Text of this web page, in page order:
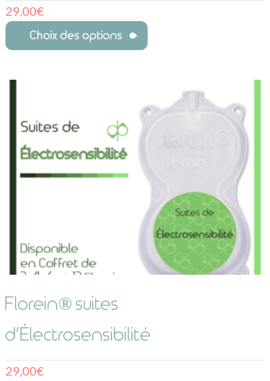
29,00€
Choix des options
Florein® suites
d’Électrosensibilité
29,00€